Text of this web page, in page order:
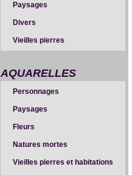
Paysages
Divers
Vieilles pierres
AQUARELLES
Personnages
Paysages
Fleurs
Natures mortes
Vieilles pierres et habitations